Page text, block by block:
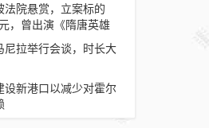
法院悬赏，立案标的
，曾出演《隋唐英雄
镖人》等
尼拉举行会谈，时长大
设新港口以减少对霍尔